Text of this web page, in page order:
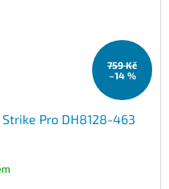
759 Kč
–14 %
Pro DH8128-463